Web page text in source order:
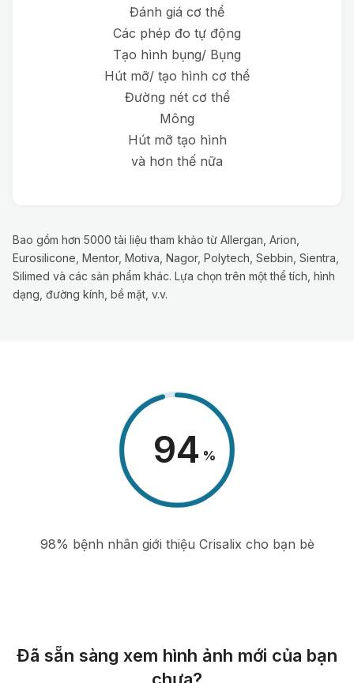
Đánh giá cơ thể
Các phép đo tự động
Tạo hình bụng/ Bụng
Hút mỡ/ tạo hình cơ thể
Đường nét cơ thể
Mông
Hút mỡ tạo hình
và hơn thế nữa
Bao gồm hơn 5000 tài liệu tham khảo từ Allergan, Arion,
Eurosilicone, Mentor, Motiva, Nagor, Polytech, Sebbin, Sientra,
Silimed và các sản phẩm khác. Lựa chọn trên một thể tích, hình
dạng, đường kính, bề mặt, v.v.
98 %
98% bệnh nhân giới thiệu Crisalix cho bạn bè
Đã sẵn sàng xem hình ảnh mới của bạn
chưa?